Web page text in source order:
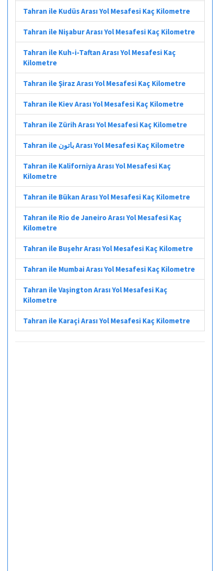
Tahran ile Kudüs Arası Yol Mesafesi Kaç Kilometre
Tahran ile Nişabur Arası Yol Mesafesi Kaç Kilometre
Tahran ile Kuh-i-Taftan Arası Yol Mesafesi Kaç
Kilometre
Tahran ile Şiraz Arası Yol Mesafesi Kaç Kilometre
Tahran ile Kiev Arası Yol Mesafesi Kaç Kilometre
Tahran ile Zürih Arası Yol Mesafesi Kaç Kilometre
Tahran ile باتون Arası Yol Mesafesi Kaç Kilometre
Tahran ile Kaliforniya Arası Yol Mesafesi Kaç
Kilometre
Tahran ile Bükan Arası Yol Mesafesi Kaç Kilometre
Tahran ile Rio de Janeiro Arası Yol Mesafesi Kaç
Kilometre
Tahran ile Buşehr Arası Yol Mesafesi Kaç Kilometre
Tahran ile Mumbai Arası Yol Mesafesi Kaç Kilometre
Tahran ile Vaşington Arası Yol Mesafesi Kaç
Kilometre
Tahran ile Karaçi Arası Yol Mesafesi Kaç Kilometre